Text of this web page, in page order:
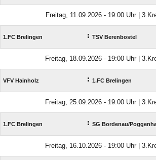
Freitag, 11.09.2026 - 19:00 Uhr |
1.FC Brelingen : TSV Berenbostel
Freitag, 18.09.2026 - 19:00 Uhr |
VFV Hainholz : 1.FC Brelingen
Freitag, 25.09.2026 - 19:00 Uhr |
1.FC Brelingen : SG Bordenau/​
Freitag, 16.10.2026 - 19:00 Uhr |